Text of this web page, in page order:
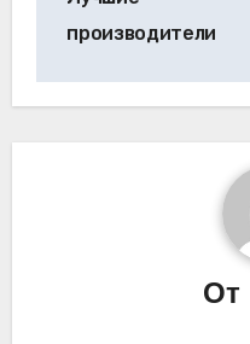
записям
производители
От